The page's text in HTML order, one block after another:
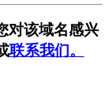
对该域名感兴
联系我们。